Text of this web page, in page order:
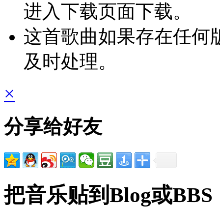
进入下载页面下载。
这首歌曲如果存在任何
及时处理。
×
分享给好友
把音乐贴到Blog或BBS